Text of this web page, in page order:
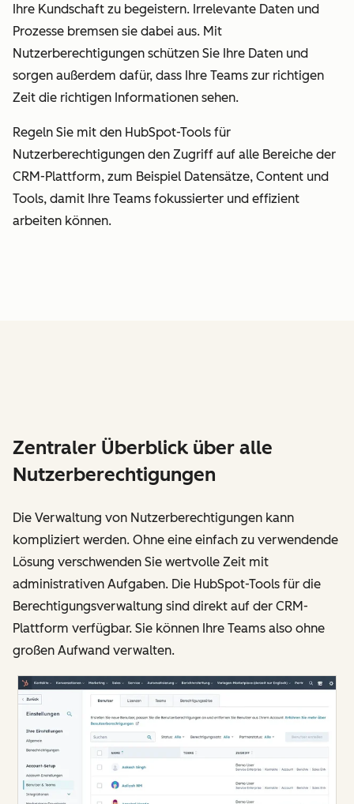
Ihre Kundschaft zu begeistern. Irrelevante Daten und
Prozesse bremsen sie dabei aus. Mit
Nutzerberechtigungen schützen Sie Ihre Daten und
sorgen außerdem dafür, dass Ihre Teams zur richtigen
Zeit die richtigen Informationen sehen.
Regeln Sie mit den HubSpot-Tools für
Nutzerberechtigungen den Zugriff auf alle Bereiche der
CRM-Plattform, zum Beispiel Datensätze, Content und
Tools, damit Ihre Teams fokussierter und effizient
arbeiten können.
Zentraler Überblick über alle
Nutzerberechtigungen
Die Verwaltung von Nutzerberechtigungen kann
kompliziert werden. Ohne eine einfach zu verwendende
Lösung verschwenden Sie wertvolle Zeit mit
administrativen Aufgaben. Die HubSpot-Tools für die
Berechtigungsverwaltung sind direkt auf der CRM-
Plattform verfügbar. Sie können Ihre Teams also ohne
großen Aufwand verwalten.